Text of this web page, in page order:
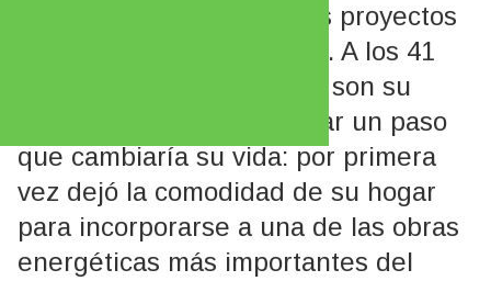
su espacio en los grandes proyectos
energéticos de Río Negro. A los 41
años, y con tres hijos que son su
principal motor, decidió dar un paso
que cambiaría su vida: por primera
vez dejó la comodidad de su hogar
para incorporarse a una de las obras
energéticas más importantes del